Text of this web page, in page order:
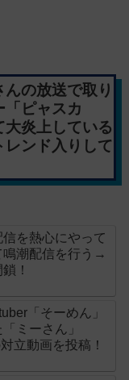
んの放送で取り
ピャスカ
炎上している
ンド入りして
信を熱心にやって
鳴潮配信を行う→
！
「そーめん」
ミーさん」
立動画を投稿！